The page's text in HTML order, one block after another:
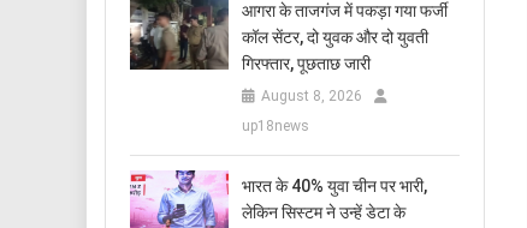
आगरा के ताजगंज में पकड़ा गया फर्जी
कॉल सेंटर, दो युवक और दो युवती
गिरफ्तार, पूछताछ जारी
August 8, 2026
up18news
भारत के 40% युवा चीन पर भारी,
लेकिन सिस्टम ने उन्हें डेटा के